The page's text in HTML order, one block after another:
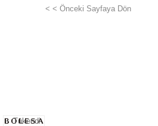
< < Önceki Sayfaya Dön
Tükendi